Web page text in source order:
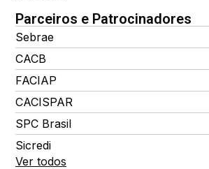
Parceiros e Patrocinadores
Sebrae
CACB
FACIAP
CACISPAR
SPC Brasil
Sicredi
Ver todos